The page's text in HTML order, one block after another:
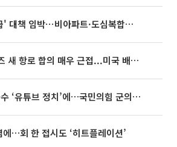
영끌 '주택공급' 대책 임박⋯비아파트·도심복합까지 총동원
이란 “호르무즈 새 항로 합의 매우 근접...미국 배상 먼저”
우성빈 기장군수 ‘유튜브 정치’에…국민의힘 군의원들 집단 반발
에…회 한 접시도 ‘히트플레이션’